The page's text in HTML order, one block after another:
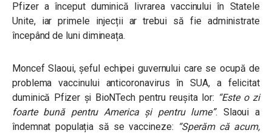
Pfizer a început duminică livrarea vaccinului în Statele
Unite, iar primele injecții ar trebui să fie administrate
începând de luni dimineața.
Moncef Slaoui, șeful echipei guvernului care se ocupă de
problema vaccinului anticoronavirus în SUA, a felicitat
duminică Pfizer și BioNTech pentru reușita lor: “Este o zi
foarte bună pentru America și pentru lume”. Slaoui a
îndemnat populația să se vaccineze: “Sperăm că acum,